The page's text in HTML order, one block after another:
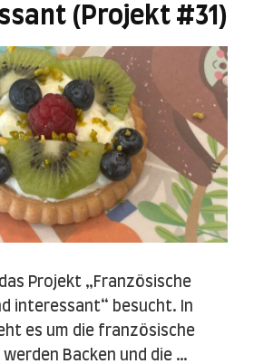
(Projekt #31)
Projekt „Französische
interessant“ besucht. In
es um die französische
werden Backen und die …